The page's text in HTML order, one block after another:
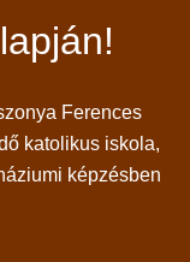
Ferences
katolikus iskola,
képzésben